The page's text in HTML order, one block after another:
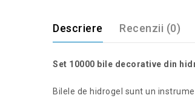
Descriere Recenzii (0)
Set 10000 bile decorative din
Bilele de hidrogel sunt un